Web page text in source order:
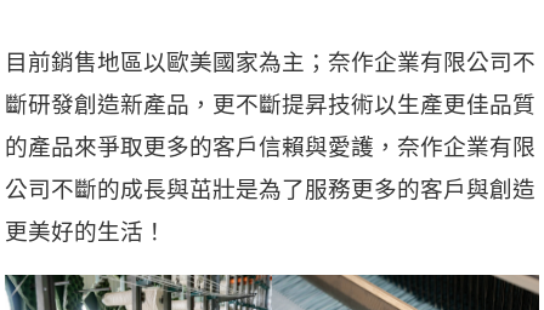
目前銷售地區以歐美國家為主；奈作企業有限公司不
斷研發創造新產品，更不斷提昇技術以生產更佳品質
的產品來爭取更多的客戶信賴與愛護，奈作企業有限
公司不斷的成長與茁壯是為了服務更多的客戶與創造
更美好的生活！